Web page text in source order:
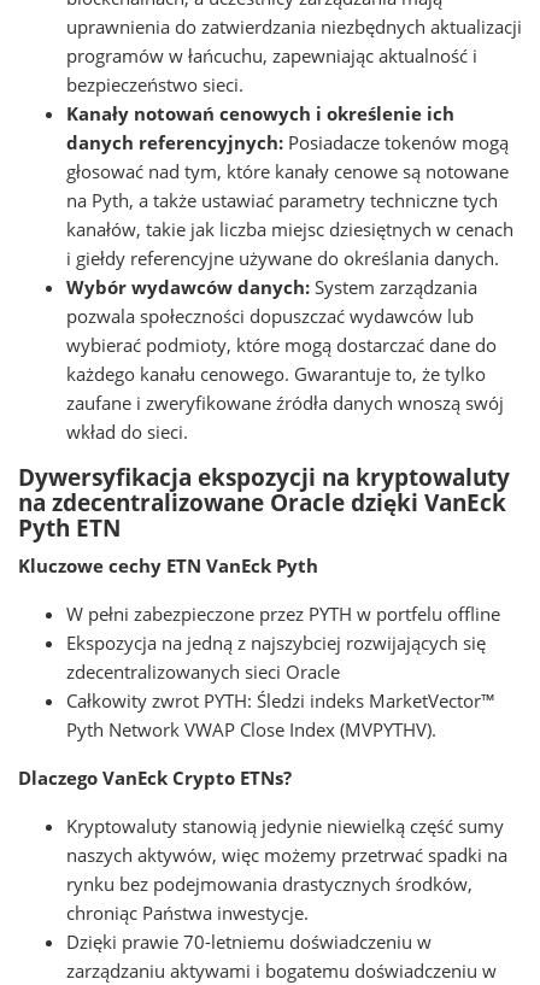
uprawnienia do zatwierdzania niezbędnych aktualizacji
programów w łańcuchu, zapewniając aktualność i
bezpieczeństwo sieci.
Kanały notowań cenowych i określenie ich
danych referencyjnych: Posiadacze tokenów mogą
głosować nad tym, które kanały cenowe są notowane
na Pyth, a także ustawiać parametry techniczne tych
kanałów, takie jak liczba miejsc dziesiętnych w cenach
i giełdy referencyjne używane do określania danych.
Wybór wydawców danych: System zarządzania
pozwala społeczności dopuszczać wydawców lub
wybierać podmioty, które mogą dostarczać dane do
każdego kanału cenowego. Gwarantuje to, że tylko
zaufane i zweryfikowane źródła danych wnoszą swój
wkład do sieci.
Dywersyfikacja ekspozycji na kryptowaluty
na zdecentralizowane Oracle dzięki VanEck
Pyth ETN
Kluczowe cechy ETN VanEck Pyth
W pełni zabezpieczone przez PYTH w portfelu offline
Ekspozycja na jedną z najszybciej rozwijających się
zdecentralizowanych sieci Oracle
Całkowity zwrot PYTH: Śledzi indeks MarketVector™
Pyth Network VWAP Close Index (MVPYTHV).
Dlaczego VanEck Crypto ETNs?
Kryptowaluty stanowią jedynie niewielką część sumy
naszych aktywów, więc możemy przetrwać spadki na
rynku bez podejmowania drastycznych środków,
chroniąc Państwa inwestycje.
Dzięki prawie 70-letniemu doświadczeniu w
zarządzaniu aktywami i bogatemu doświadczeniu w